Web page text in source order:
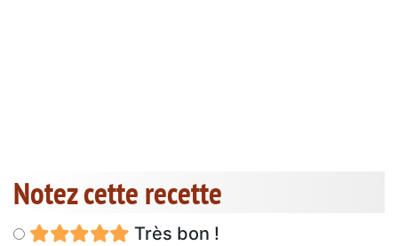
Notez cette recette
Très bon !